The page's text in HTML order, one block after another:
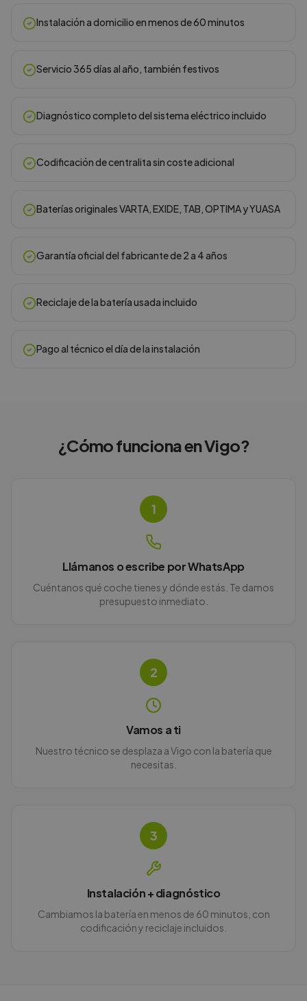
Instalación a domicilio en menos de 60 minutos
Servicio 365 días al año, también festivos
Diagnóstico completo del sistema eléctrico incluido
Codificación de centralita sin coste adicional
Baterías originales VARTA, EXIDE, TAB, OPTIMA y YUASA
Garantía oficial del fabricante de 2 a 4 años
Reciclaje de la batería usada incluido
Pago al técnico el día de la instalación
¿Cómo funciona enVigo?
1
Llámanos o escribe por WhatsApp
Cuéntanos qué coche tienes y dónde estás. Te damos
presupuesto inmediato.
2
Vamos a ti
Nuestro técnico se desplaza a Vigo con la batería que
necesitas.
3
Instalación + diagnóstico
Cambiamos la batería en menos de 60 minutos, con
codificación y reciclaje incluidos.